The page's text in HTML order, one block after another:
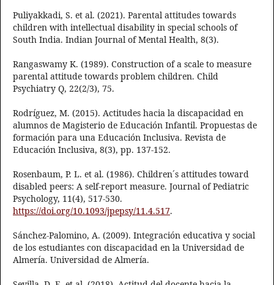
Puliyakkadi, S. et al. (2021). Parental attitudes towards
children with intellectual disability in special schools of
South India. Indian Journal of Mental Health, 8(3).
Rangaswamy K. (1989). Construction of a scale to measure
parental attitude towards problem children. Child
Psychiatry Q, 22(2/3), 75.
Rodríguez, M. (2015). Actitudes hacia la discapacidad en
alumnos de Magisterio de Educación Infantil. Propuestas de
formación para una Educación Inclusiva. Revista de
Educación Inclusiva, 8(3), pp. 137-152.
Rosenbaum, P. L. et al. (1986). Children´s attitudes toward
disabled peers: A self-report measure. Journal of Pediatric
Psychology, 11(4), 517-530.
https://doi.org/10.1093/jpepsy/11.4.517.
Sánchez-Palomino, A. (2009). Integración educativa y social
de los estudiantes con discapacidad en la Universidad de
Almería. Universidad de Almería.